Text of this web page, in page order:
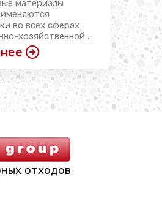
материалы
во всех сферах
хозяйственной ...
отходов